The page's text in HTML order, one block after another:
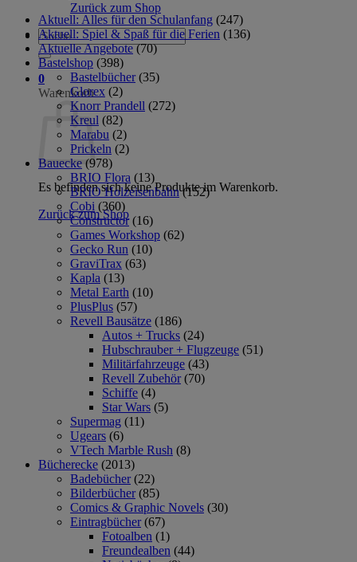
Zurück zum Shop
Suche
nach:
0
Warenkorb
Es befinden sich keine Produkte im Warenkorb.
Zurück zum Shop
Aktuell: Alles für den Schulanfang (247)
Aktuell: Spiel & Spaß für die Ferien (136)
Aktuelle Angebote (70)
Bastelshop (398)
Bastelbücher (35)
Glorex (2)
Knorr Prandell (272)
Kreul (82)
Marabu (2)
Prickeln (2)
Bauecke (978)
BRIO Flora (13)
BRIO Holzeisenbahn (152)
Cobi (360)
Constructor (16)
Games Workshop (62)
Gecko Run (10)
GraviTrax (63)
Kapla (13)
Metal Earth (10)
PlusPlus (57)
Revell Bausätze (186)
Autos + Trucks (24)
Hubschrauber + Flugzeuge (51)
Militärfahrzeuge (43)
Revell Zubehör (70)
Schiffe (4)
Star Wars (5)
Supermag (11)
Ugears (6)
VTech Marble Rush (8)
Bücherecke (2013)
Badebücher (22)
Bilderbücher (85)
Comics & Graphic Novels (30)
Eintragbücher (67)
Fotoalben (1)
Freundealben (44)